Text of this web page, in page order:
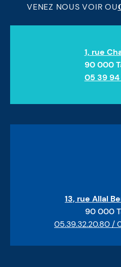
VENEZ NOUS VOIR OU
1, rue
90 000
05 39 94
13, rue Allal
90 000
05.39.32.20.80 /